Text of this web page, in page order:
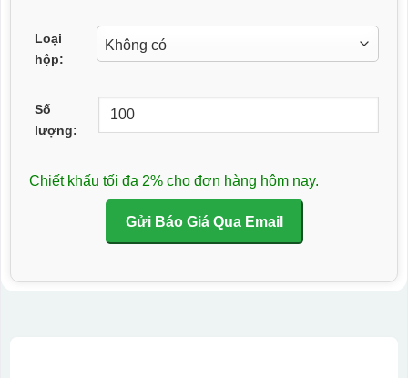
Loại
hộp:
Số
lượng:
Chiết khấu tối đa 2% cho đơn hàng hôm nay.
Gửi Báo Giá Qua Email